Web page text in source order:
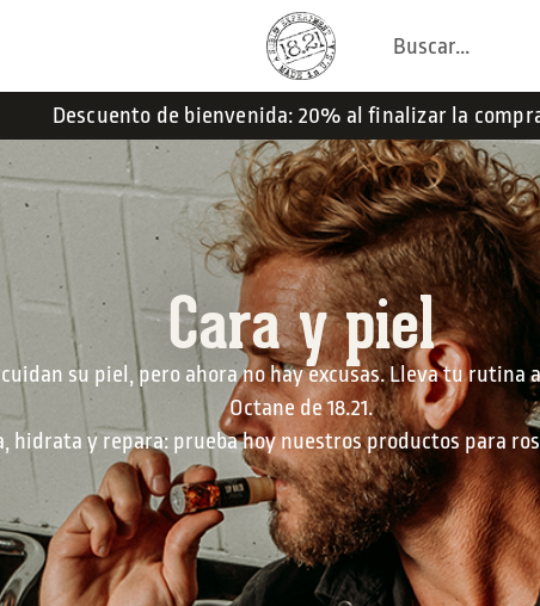
Descuento de bienvenida: 20% al finalizar la
Cara y piel
su piel, pero ahora no hay excusas. Lleva tu rutina
Octane de 18.21.
hidrata y repara: prueba hoy nuestros productos para